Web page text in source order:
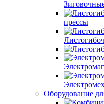
прессы
Оборудование